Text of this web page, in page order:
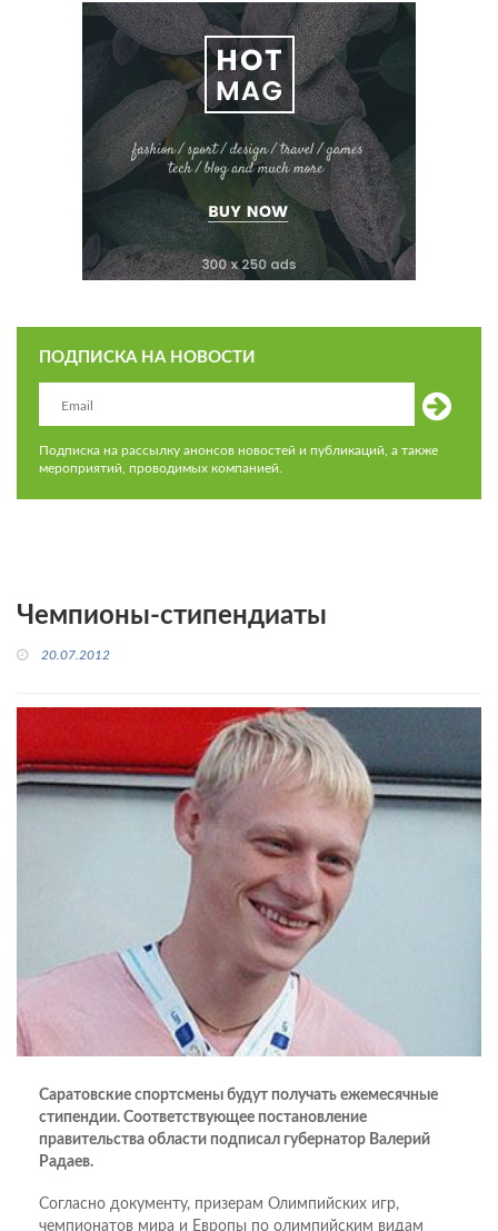
ПОДПИСКА НА НОВОСТИ
Подписка на рассылку анонсов новостей и публикаций, а также
мероприятий, проводимых компанией.
Чемпионы-стипендиаты
20.07.2012
Саратовские спортсмены будут получать ежемесячные
стипендии. Соответствующее постановление
правительства области подписал губернатор Валерий
Радаев.
Согласно документу, призерам Олимпийских игр,
чемпионатов мира и Европы по олимпийским видам